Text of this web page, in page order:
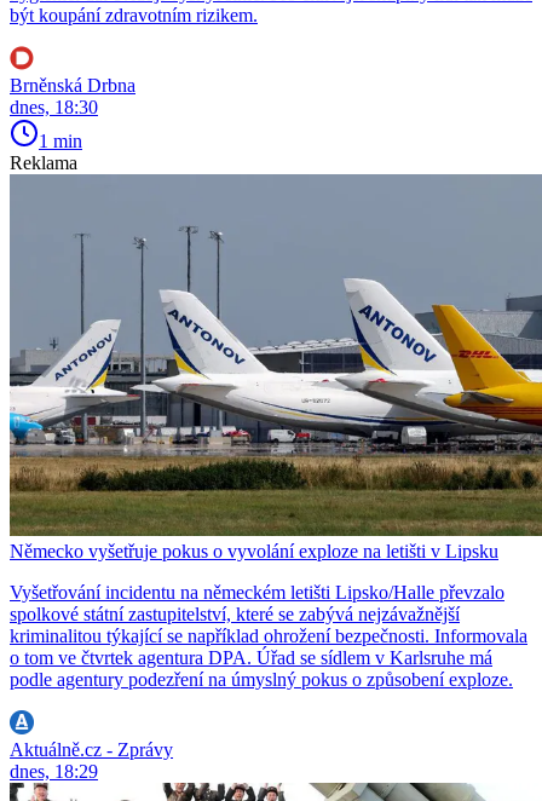
být koupání zdravotním rizikem.
Brněnská Drbna
dnes, 18:30
1 min
Reklama
Německo vyšetřuje pokus o vyvolání exploze na letišti v Lipsku
Vyšetřování incidentu na německém letišti Lipsko/Halle převzalo
spolkové státní zastupitelství, které se zabývá nejzávažnější
kriminalitou týkající se například ohrožení bezpečnosti. Informovala
o tom ve čtvrtek agentura DPA. Úřad se sídlem v Karlsruhe má
podle agentury podezření na úmyslný pokus o způsobení exploze.
Aktuálně.cz - Zprávy
dnes, 18:29